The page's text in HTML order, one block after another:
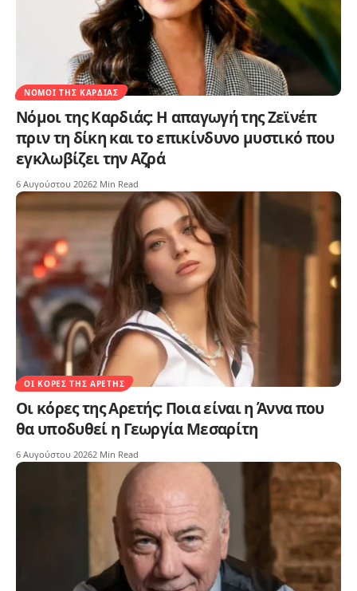
ΝΌΜΟΙ ΤΗΣ ΚΑΡΔΙΆΣ
Νόμοι της Καρδιάς: Η απαγωγή της Ζεϊνέπ
πριν τη δίκη και το επικίνδυνο μυστικό που
εγκλωβίζει την Αζρά
6 Αυγούστου 20262 Min Read
ΟΙ ΚΌΡΕΣ ΤΗΣ ΑΡΕΤΉΣ
Οι κόρες της Αρετής: Ποια είναι η Άννα που
θα υποδυθεί η Γεωργία Μεσαρίτη
6 Αυγούστου 20262 Min Read